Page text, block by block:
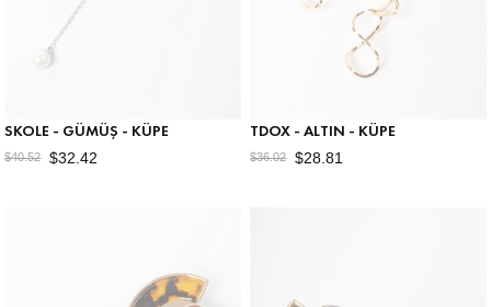
SKOLE - GÜMÜŞ - KÜPE
$32.42
$40.52
TDOX - ALTIN - KÜPE
$28.81
$36.02